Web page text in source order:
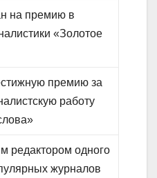
на премию в
«Золотое
премию за
работу
редактором одного
журналов